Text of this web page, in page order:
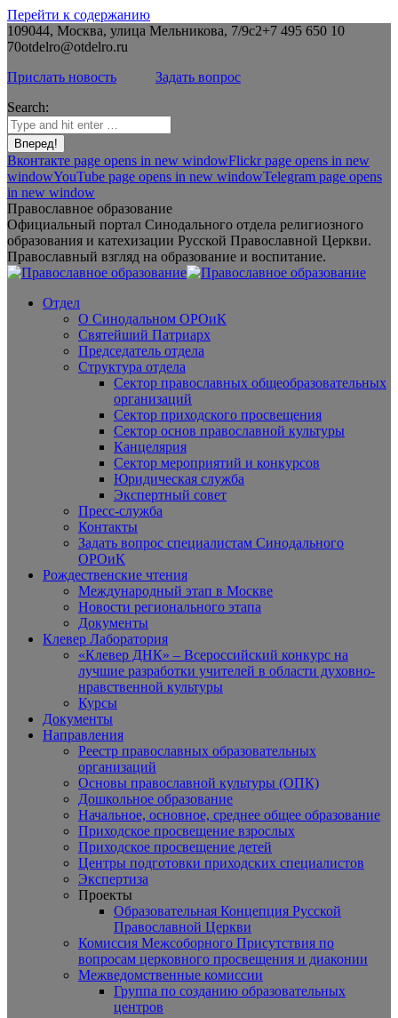
Перейти к содержанию
109044, Москва, улица Мельникова, 7/9с2+7 495 650 10
70otdelro@otdelro.ru
Прислать новость
Задать вопрос
Search:
Вконтакте page opens in new windowFlickr page opens in new
windowYouTube page opens in new windowTelegram page opens
in new window
Православное образование
Официальный портал Синодального отдела религиозного
образования и катехизации Русской Православной Церкви.
Православный взгляд на образование и воспитание.
Отдел
О Синодальном ОРОиК
Святейший Патриарх
Председатель отдела
Структура отдела
Сектор православных общеобразовательных
организаций
Сектор приходского просвещения
Сектор основ православной культуры
Канцелярия
Сектор мероприятий и конкурсов
Юридическая служба
Экспертный совет
Пресс-служба
Контакты
Задать вопрос специалистам Синодального
ОРОиК
Рождественские чтения
Международный этап в Москве
Новости регионального этапа
Документы
Клевер Лаборатория
«Клевер ДНК» – Всероссийский конкурс на
лучшие разработки учителей в области духовно-
нравственной культуры
Курсы
Документы
Направления
Реестр православных образовательных
организаций
Основы православной культуры (ОПК)
Дошкольное образование
Начальное, основное, среднее общее образование
Приходское просвещение взрослых
Приходское просвещение детей
Центры подготовки приходских специалистов
Экспертиза
Проекты
Образовательная Концепция Русской
Православной Церкви
Комиссия Межсоборного Присутствия по
вопросам церковного просвещения и диаконии
Межведомственные комиссии
Группа по созданию образовательных
центров